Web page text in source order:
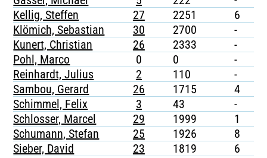
Kellig, Steffen
27 2251 6
Klömich, Sebastian
30 2700 -
Kunert, Christian
26 2333 -
Pohl, Marco
0 0 -
Reinhardt, Julius
2 110 -
Sambou, Gerard
26 1715 4
Schimmel, Felix
3 43 -
Schlosser, Marcel
29 1999 1
Schumann, Stefan
25 1926 8
Sieber, David
23 1819 6